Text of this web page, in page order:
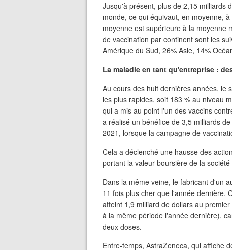
Jusqu'à présent, plus de 2,15 milliards
monde, ce qui équivaut, en moyenne,
moyenne est supérieure à la moyenne
de vaccination par continent sont les
Amérique du Sud, 26% Asie, 14%
La maladie en tant qu'entreprise :
Au cours des huit dernières années, le
les plus rapides, soit 183 % au niveau
qui a mis au point l'un des vaccins
a réalisé un bénéfice de 3,5 milliards
2021, lorsque la campagne de
Cela a déclenché une hausse des
portant la valeur boursière de la
Dans la même veine, le fabricant d'un
11 fois plus cher que l'année dernière.
atteint 1,9 milliard de dollars au
à la même période l'année dernière),
deux doses.
Entre-temps, AstraZeneca, qui affiche